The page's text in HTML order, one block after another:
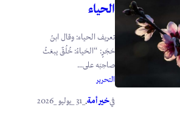
الحياء
تعريف الحياء: وقال ابنُ
حَجَرٍ: “الحَياءُ: خُلُقٌ يبعَثُ
صاحِبَه على...
التحرير
فيخير أمة.